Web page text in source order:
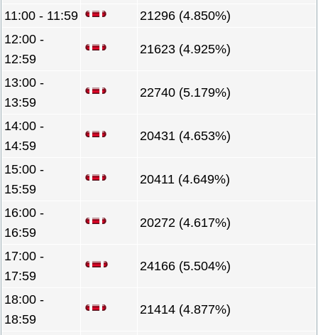
11:00 - 11:59
21296 (4.850%)
12:00 -
12:59
21623 (4.925%)
13:00 -
13:59
22740 (5.179%)
14:00 -
14:59
20431 (4.653%)
15:00 -
15:59
20411 (4.649%)
16:00 -
16:59
20272 (4.617%)
17:00 -
17:59
24166 (5.504%)
18:00 -
18:59
21414 (4.877%)